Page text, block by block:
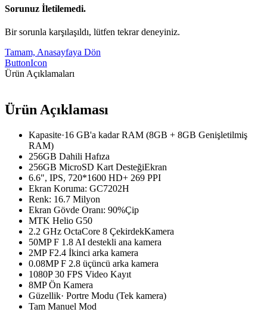
Sorunuz İletilemedi.
Bir sorunla karşılaşıldı, lütfen tekrar deneyiniz.
Tamam, Anasayfaya Dön
ButtonIcon
Ürün Açıklamaları
Ürün Açıklaması
Kapasite·16 GB'a kadar RAM (8GB + 8GB Genişletilmiş
RAM)
256GB Dahili Hafıza
256GB MicroSD Kart DesteğiEkran
6.6", IPS, 720*1600 HD+ 269 PPI
Ekran Koruma: GC7202H
Renk: 16.7 Milyon
Ekran Gövde Oranı: 90%Çip
MTK Helio G50
2.2 GHz OctaCore 8 ÇekirdekKamera
50MP F 1.8 AI destekli ana kamera
2MP F2.4 İkinci arka kamera
0.08MP F 2.8 üçüncü arka kamera
1080P 30 FPS Video Kayıt
8MP Ön Kamera
Güzellik· Portre Modu (Tek kamera)
Tam Manuel Mod